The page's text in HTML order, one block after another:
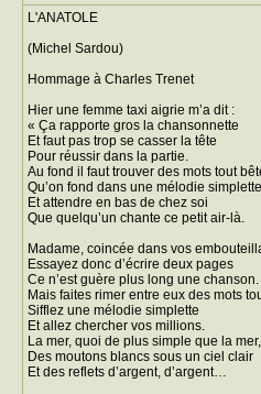
L'ANATOLE
(Michel Sardou)
Hommage à Charles Trenet
Hier une femme taxi aigrie m’a dit :
« Ça rapporte gros la chansonnette
Et faut pas trop se casser la tête
Pour réussir dans la partie.
Au fond il faut trouver des mots tout
Qu’on fond dans une mélodie simplette
Et attendre en bas de chez soi
Que quelqu’un chante ce petit air-là.
Madame, coincée dans vos
Essayez donc d’écrire deux pages
Ce n’est guère plus long une chanson.
Mais faites rimer entre eux des mots
Sifflez une mélodie simplette
Et allez chercher vos millions.
La mer, quoi de plus simple que la mer,
Des moutons blancs sous un ciel clair
Et des reflets d’argent, d’argent…